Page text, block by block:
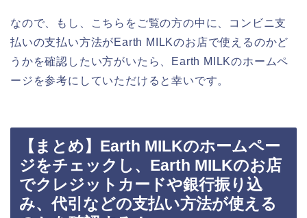
なので、もし、こちらをご覧の方の中に、コンビニ支
払いの支払い方法がEarth MILKのお店で使えるのかど
うかを確認したい方がいたら、Earth MILKのホームペ
ージを参考にしていただけると幸いです。
【まとめ】Earth MILKのホームペー
ジをチェックし、Earth MILKのお店
でクレジットカードや銀行振り込
み、代引などの支払い方法が使える